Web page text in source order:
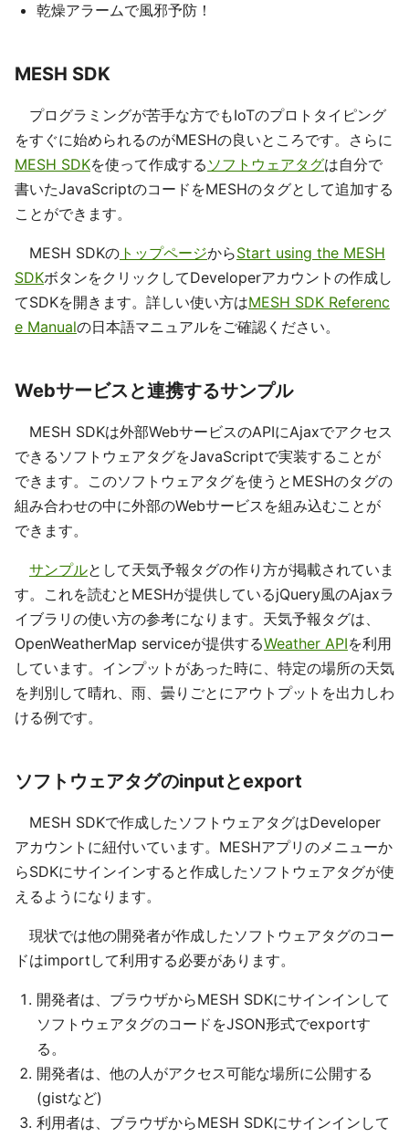
乾燥アラームで風邪予防！
MESH SDK
プログラミングが苦手な方でもIoTのプロトタイピング
をすぐに始められるのがMESHの良いところです。さらに
MESH SDKを使って作成する ソフトウェアタグは自分で
書いたJavaScriptのコードをMESHのタグとして追加する
ことができます。
MESH SDKの トップページからStart using the MESH
SDKボタンをクリックしてDeveloperアカウントの作成し
てSDKを開きます。詳しい使い方はMESH SDK Referenc
e Manualの日本語マニュアルをご確認ください。
Webサービスと連携するサンプル
MESH SDKは外部WebサービスのAPIにAjaxでアクセス
できるソフトウェアタグをJavaScriptで実装することが
できます。このソフトウェアタグを使うとMESHのタグの
組み合わせの中に外部のWebサービスを組み込むことが
できます。
サンプルとして天気予報タグの作り方が掲載されていま
す。これを読むとMESHが提供しているjQuery風のAjaxラ
イブラリの使い方の参考になります。天気予報タグは、
OpenWeatherMap serviceが提供するWeather APIを利用
しています。インプットがあった時に、特定の場所の天気
を判別して晴れ、雨、曇りごとにアウトプットを出力しわ
ける例です。
ソフトウェアタグのinputとexport
MESH SDKで作成したソフトウェアタグはDeveloper
アカウントに紐付いています。MESHアプリのメニューか
らSDKにサインインすると作成したソフトウェアタグが使
えるようになります。
現状では他の開発者が作成したソフトウェアタグのコー
ドはimportして利用する必要があります。
開発者は、ブラウザからMESH SDKにサインインして
ソフトウェアタグのコードをJSON形式でexportす
る。
開発者は、他の人がアクセス可能な場所に公開する
(gistなど)
利用者は、ブラウザからMESH SDKにサインインして